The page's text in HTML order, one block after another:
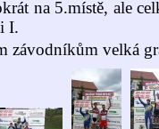
na 5.místě, ale
I.
závodníkům velká